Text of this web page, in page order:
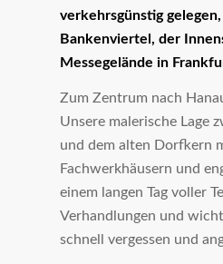
verkehrsgünstig
Bankenviertel, der
Messegelände in
Zum Zentrum nach
Unsere malerische Lage
und dem alten Dorfkern
Fachwerkhäusern und
einem langen Tag voller
Verhandlungen und
schnell vergessen und